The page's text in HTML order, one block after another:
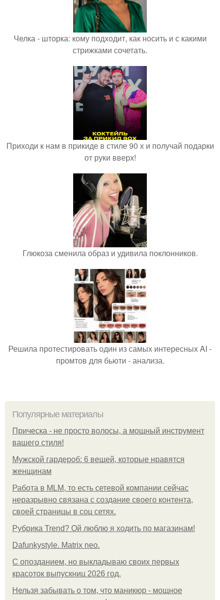
Челка - шторка: кому подходит, как носить и с какими
стрижками сочетать.
Приходи к нам в прикиде в стиле 90 х и получай подарки
от руки вверх!
Глюкоза сменила образ и удивила поклонников.
Решила протестировать один из самых интересных AI -
промтов для бьюти - анализа.
Популярные материалы
Прическа - не просто волосы, а мощный инструмент
вашего стиля!
Мужской гардероб: 6 вещей, которые нравятся
женщинам
Работа в MLM, то есть сетевой компании сейчас
неразрывно связана с создание своего контента,
своей страницы в соц сетях.
Рубрика Trend? Ой люблю я ходить по магазинам!
Dafunkystyle. Matrix neo.
С опозданием, но выкладываю своих первых
красоток выпускниц 2026 год.
Нельзя забывать о том, что маникюр - мощное